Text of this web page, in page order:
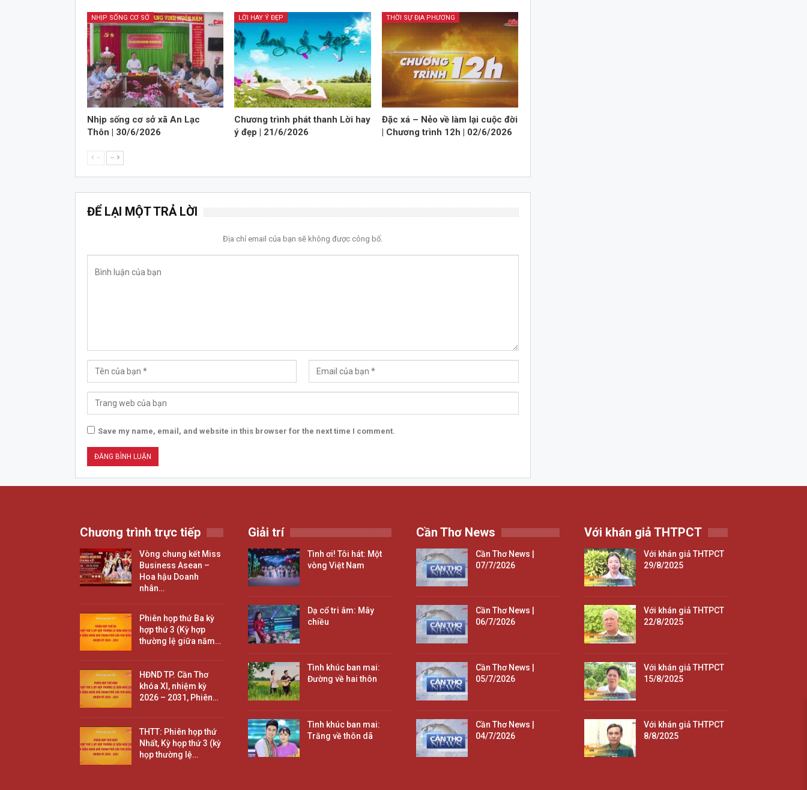
NHỊP SỐNG CƠ SỞ
Nhịp sống cơ sở xã An Lạc
Thôn | 30/6/2026
LỜI HAY Ý ĐẸP
Chương trình phát thanh Lời hay
ý đẹp | 21/6/2026
THỜI SỰ ĐỊA PHƯƠNG
Đặc xá – Nẻo về làm lại cuộc đời
| Chương trình 12h | 02/6/2026
-- --
ĐỂ LẠI MỘT TRẢ LỜI
Địa chỉ email của bạn sẽ không được công bố.
Save my name, email, and website in this browser for the next time I comment.
Chương trình trực tiếp
Vòng chung kết Miss
Business Asean –
Hoa hậu Doanh
nhân…
Phiên họp thứ Ba kỳ
hợp thứ 3 (Kỳ hợp
thường lệ giữa năm…
HĐND TP. Cần Thơ
khóa XI, nhiệm kỳ
2026 – 2031, Phiên…
THTT: Phiên họp thứ
Nhất, Kỳ họp thứ 3 (kỳ
họp thường lệ…
Giải trí
Tình ơi! Tôi hát: Một
vòng Việt Nam
Dạ cổ tri âm: Mây
chiều
Tình khúc ban mai:
Đường về hai thôn
Tình khúc ban mai:
Trăng về thôn dã
Cần Thơ News
Cần Thơ News |
07/7/2026
Cần Thơ News |
06/7/2026
Cần Thơ News |
05/7/2026
Cần Thơ News |
04/7/2026
Với khán giả THTPCT
Với khán giả THTPCT
29/8/2025
Với khán giả THTPCT
22/8/2025
Với khán giả THTPCT
15/8/2025
Với khán giả THTPCT
8/8/2025